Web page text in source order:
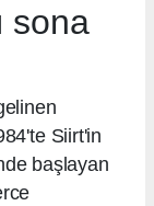
sona
Siirt'in
başlayan